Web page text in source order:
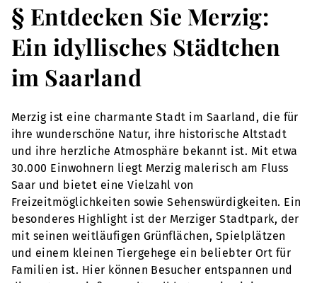
§ Entdecken Sie Merzig:
Ein idyllisches Städtchen
im Saarland
Merzig ist eine charmante Stadt im Saarland, die für
ihre wunderschöne Natur, ihre historische Altstadt
und ihre herzliche Atmosphäre bekannt ist. Mit etwa
30.000 Einwohnern liegt Merzig malerisch am Fluss
Saar und bietet eine Vielzahl von
Freizeitmöglichkeiten sowie Sehenswürdigkeiten. Ein
besonderes Highlight ist der Merziger Stadtpark, der
mit seinen weitläufigen Grünflächen, Spielplätzen
und einem kleinen Tiergehege ein beliebter Ort für
Familien ist. Hier können Besucher entspannen und